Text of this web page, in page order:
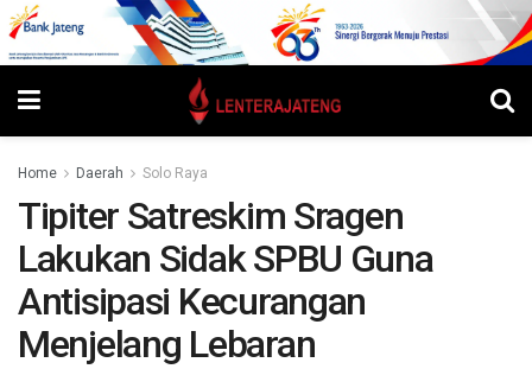
Home Daerah Solo Raya
Tipiter Satreskim Sragen
Lakukan Sidak SPBU Guna
Antisipasi Kecurangan
Menjelang Lebaran